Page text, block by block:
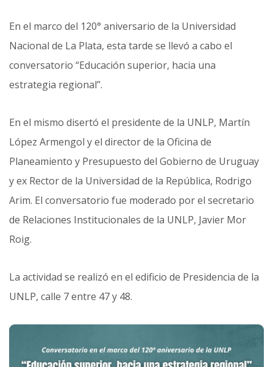
En el marco del 120° aniversario de la Universidad
Nacional de La Plata, esta tarde se llevó a cabo el
conversatorio “Educación superior, hacia una
estrategia regional”.
En el mismo disertó el presidente de la UNLP, Martín
López Armengol y el director de la Oficina de
Planeamiento y Presupuesto del Gobierno de Uruguay
y ex Rector de la Universidad de la República, Rodrigo
Arim. El conversatorio fue moderado por el secretario
de Relaciones Institucionales de la UNLP, Javier Mor
Roig.
La actividad se realizó en el edificio de Presidencia de la
UNLP, calle 7 entre 47 y 48.